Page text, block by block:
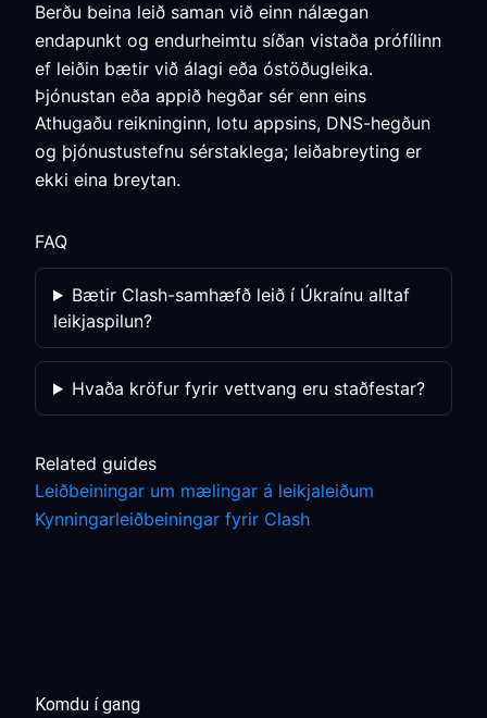
Berðu beina leið saman við einn nálægan
endapunkt og endurheimtu síðan vistaða prófílinn
ef leiðin bætir við álagi eða óstöðugleika.
Þjónustan eða appið hegðar sér enn eins
Athugaðu reikninginn, lotu appsins, DNS-hegðun
og þjónustustefnu sérstaklega; leiðabreyting er
ekki eina breytan.
FAQ
Bætir Clash-samhæfð leið í Úkraínu alltaf
leikjaspilun?
Hvaða kröfur fyrir vettvang eru staðfestar?
Related guides
Leiðbeiningar um mælingar á leikjaleiðum
Kynningarleiðbeiningar fyrir Clash
Komdu í gang